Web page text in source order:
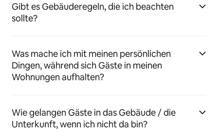
Gibt es Gebäuderegeln, die ich beachten
sollte?
Was mache ich mit meinen persönlichen
Dingen, während sich Gäste in meinen
Wohnungen aufhalten?
Wie gelangen Gäste in das Gebäude / die
Unterkunft, wenn ich nicht da bin?